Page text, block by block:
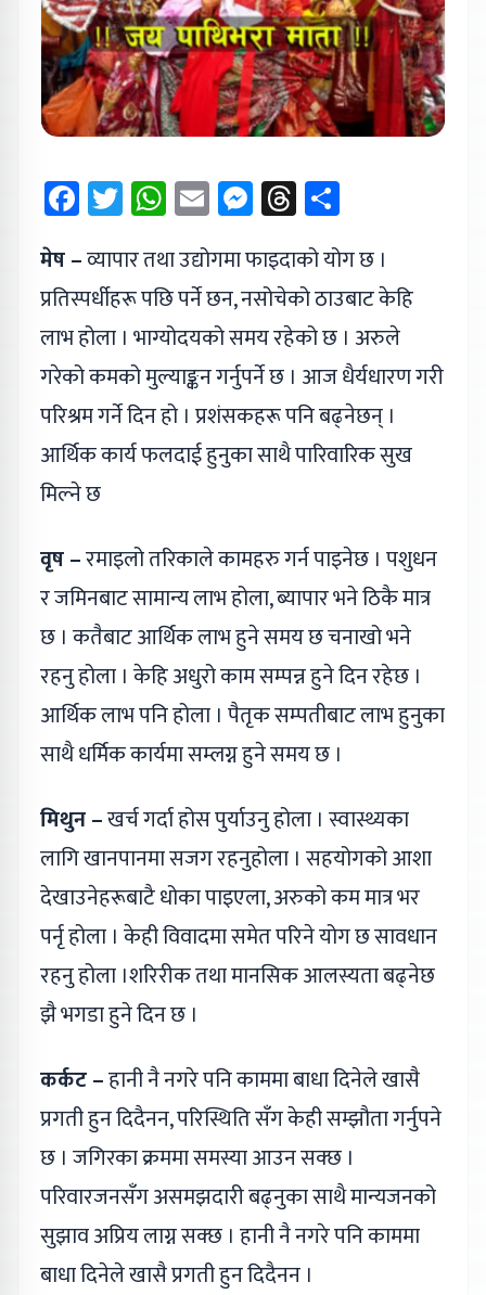
Facebook
Twitter
WhatsApp
EmailMessenger
Threads
मेष –व्यापार तथा उद्योगमा फाइदाको योग छ ।
प्रतिस्पर्धीहरू पछि पर्ने छन, नसोचेको ठाउबाट केहि
लाभ होला । भाग्योदयको समय रहेको छ । अरुले
गरेको कमको मुल्याङ्कन गर्नुपर्ने छ । आज धैर्यधारण गरी
परिश्रम गर्ने दिन हो । प्रशंसकहरू पनि बढ्नेछन् ।
आर्थिक कार्य फलदाई हुनुका साथै पारिवारिक सुख
मिल्ने छ
वृष –रमाइलो तरिकाले कामहरु गर्न पाइनेछ । पशुधन
र जमिनबाट सामान्य लाभ होला, ब्यापार भने ठिकै मात्र
छ । कतैबाट आर्थिक लाभ हुने समय छ चनाखो भने
रहनु होला । केहि अधुरो काम सम्पन्न हुने दिन रहेछ ।
आर्थिक लाभ पनि होला । पैतृक सम्पतीबाट लाभ हुनुका
साथै धर्मिक कार्यमा सम्लग्न हुने समय छ ।
मिथुन –खर्च गर्दा होस पुर्याउनु होला । स्वास्थ्यका
लागि खानपानमा सजग रहनुहोला । सहयोगको आशा
देखाउनेहरूबाटै धोका पाइएला, अरुको कम मात्र भर
पर्नृ होला । केही विवादमा समेत परिने योग छ सावधान
रहनु होला ।शरिरीक तथा मानसिक आलस्यता बढ्नेछ
झै भगडा हुने दिन छ ।
कर्कट –हानी नै नगरे पनि काममा बाधा दिनेले खासै
प्रगती हुन दिदैनन, परिस्थिति सँग केही सम्झौता गर्नुपने
छ । जगिरका क्रममा समस्या आउन सक्छ ।
परिवारजनसँग असमझदारी बढ्नुका साथै मान्यजनको
सुझाव अप्रिय लाग्न सक्छ । हानी नै नगरे पनि काममा
बाधा दिनेले खासै प्रगती हुन दिदैनन ।